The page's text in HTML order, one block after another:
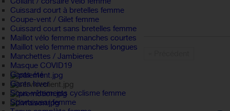
Cuissard court à bretelles femme
Coupe-vent / Gilet femme
Cuissard court sans bretelles femme
Maillot vélo femme manches courtes
Maillot velo femme manches longues
Manchettes / Jambieres
Masque COVID19
Gants été
Gants hiver
Sous-vêtements cyclisme femme
Sportswear femme